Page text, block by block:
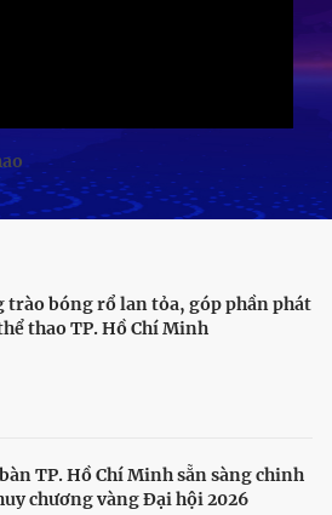
trào bóng rổ lan tỏa, góp phần phát
thao TP. Hồ Chí Minh
TP. Hồ Chí Minh sẵn sàng chinh
chương vàng Đại hội 2026